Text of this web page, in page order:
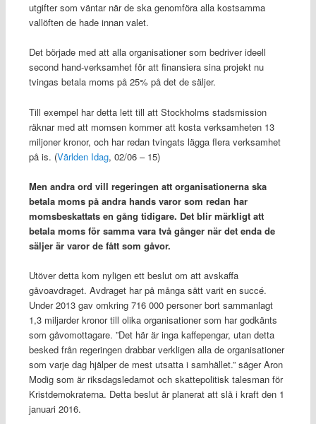
utgifter som väntar när de ska genomföra alla kostsamma
vallöften de hade innan valet.
Det började med att alla organisationer som bedriver ideell
second hand-verksamhet för att finansiera sina projekt nu
tvingas betala moms på 25% på det de säljer.
Till exempel har detta lett till att Stockholms stadsmission
räknar med att momsen kommer att kosta verksamheten 13
miljoner kronor, och har redan tvingats lägga flera verksamhet
på is. (Världen Idag, 02/06 – 15)
Men andra ord vill regeringen att organisationerna ska
betala moms på andra hands varor som redan har
momsbeskattats en gång tidigare. Det blir märkligt att
betala moms för samma vara två gånger när det enda de
säljer är varor de fått som gåvor.
Utöver detta kom nyligen ett beslut om att avskaffa
gåvoavdraget. Avdraget har på många sätt varit en succé.
Under 2013 gav omkring 716 000 personer bort sammanlagt
1,3 miljarder kronor till olika organisationer som har godkänts
som gåvomottagare. ”Det här är inga kaffepengar, utan detta
besked från regeringen drabbar verkligen alla de organisationer
som varje dag hjälper de mest utsatta i samhället.” säger Aron
Modig som är riksdagsledamot och skattepolitisk talesman för
Kristdemokraterna. Detta beslut är planerat att slå i kraft den 1
januari 2016.